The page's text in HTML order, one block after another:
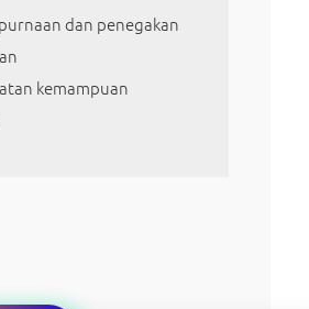
dan penegakan
kemampuan